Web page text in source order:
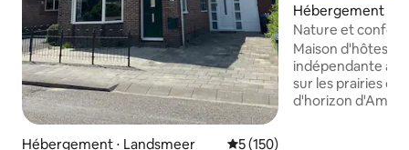
Hébergement ⋅ Landsmeer Évaluation moyenne sur la
5 (150)
Hébergement ⋅
dam
Nature et confort
près
Maison d'hôtes
indépendante
sur les prairies de
d'horizon d'Amsterdam.